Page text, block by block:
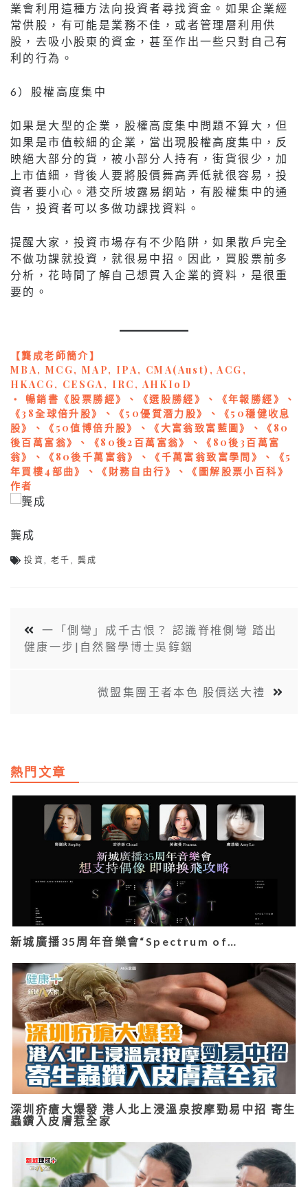
業會利用這種方法向投資者尋找資金。如果企業經
常供股，有可能是業務不佳，或者管理層利用供
股，去吸小股東的資金，甚至作出一些只對自己有
利的行為。
6）股權高度集中
如果是大型的企業，股權高度集中問題不算大，但
如果是市值較細的企業，當出現股權高度集中，反
映絕大部分的貨，被小部分人持有，街貨很少，加
上市值細，背後人要將股價舞高弄低就很容易，投
資者要小心。港交所坡露易網站，有股權集中的通
告，投資者可以多做功課找資料。
提醒大家，投資市場存有不少陷阱，如果散戶完全
不做功課就投資，就很易中招。因此，買股票前多
分析，花時間了解自己想買入企業的資料，是很重
要的。
【龔成老師簡介】
MBA, MCG, MAP, IPA, CMA(Aust), ACG,
HKACG, CESGA, IRC, AHKIoD
‧ 暢銷書《股票勝經》、《選股勝經》、《年報勝經》、
《38全球倍升股》、《50優質潛力股》、《50穩健收息
股》、《50值博倍升股》、《大富翁致富藍圖》、《80
後百萬富翁》、《80後2百萬富翁》、《80後3百萬富
翁》、《80後千萬富翁》、《千萬富翁致富學問》、《5
年買樓4部曲》、《財務自由行》、《圖解股票小百科》
作者
龔成
投資 ,老千 龔成
一「側彎」成千古恨？ 認識脊椎側彎 踏出
健康一步|自然醫學博士吳錞銦
微盟集團王者本色 股價送大禮
熱門文章
新城廣播35周年音樂會“Spectrum of…
深圳疥瘡大爆發 港人北上浸溫泉按摩勁易中招 寄生
蟲鑽入皮膚惹全家